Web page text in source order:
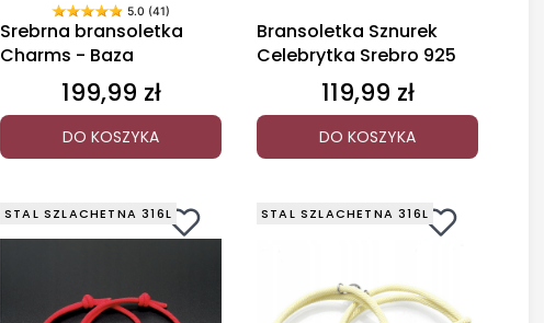
5.0 (41)
Srebrna bransoletka
Charms - Baza
Cena
199,99 zł
DO KOSZYKA
Bransoletka Sznurek
Celebrytka Srebro 925
Cena
119,99 zł
DO KOSZYKA
STAL SZLACHETNA 316L STAL SZLACHETNA 316L